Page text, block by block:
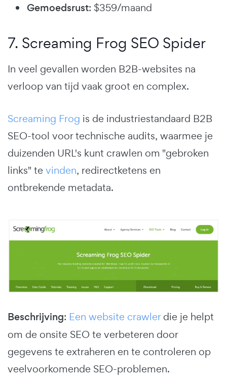
Gemoedsrust: $359/maand
7. Screaming Frog SEO Spider
In veel gevallen worden B2B-websites na
verloop van tijd vaak groot en complex.
Screaming Frog is de industriestandaard B2B
SEO-tool voor technische audits, waarmee je
duizenden URL's kunt crawlen om "gebroken
links" te vinden, redirectketens en
ontbrekende metadata.
Beschrijving: Een website crawlerdie je helpt
om de onsite SEO te verbeteren door
gegevens te extraheren en te controleren op
veelvoorkomende SEO-problemen.